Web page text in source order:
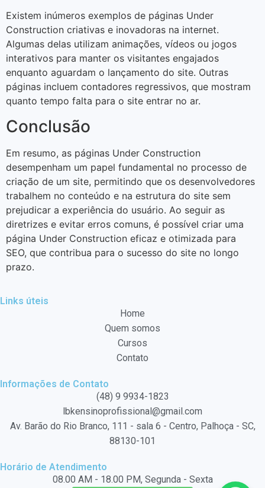
Existem inúmeros exemplos de páginas Under
Construction criativas e inovadoras na internet.
Algumas delas utilizam animações, vídeos ou jogos
interativos para manter os visitantes engajados
enquanto aguardam o lançamento do site. Outras
páginas incluem contadores regressivos, que mostram
quanto tempo falta para o site entrar no ar.
Conclusão
Em resumo, as páginas Under Construction
desempenham um papel fundamental no processo de
criação de um site, permitindo que os desenvolvedores
trabalhem no conteúdo e na estrutura do site sem
prejudicar a experiência do usuário. Ao seguir as
diretrizes e evitar erros comuns, é possível criar uma
página Under Construction eficaz e otimizada para
SEO, que contribua para o sucesso do site no longo
prazo.
Links úteis
Home
Quem somos
Cursos
Contato
Informações de Contato
(48) 9 9934-1823
lbkensinoprofissional@gmail.com
Av. Barão do Rio Branco, 111 - sala 6 - Centro, Palhoça - SC,
88130-101
Horário de Atendimento
08.00 AM - 18.00 PM, Segunda - Sexta